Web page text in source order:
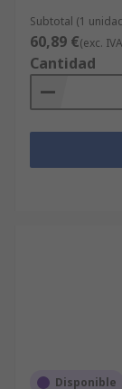
Subtotal (1
60,89 €(exc.
Cantidad
Disponible